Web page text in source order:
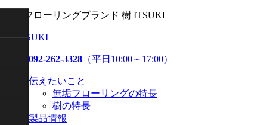
無垢フローリングブランド 樹 ITSUKI
樹 ITSUKI
092-262-3328 （平日10:00～17:00）
伝えたいこと
無垢フローリングの特長
樹の特長
製品情報